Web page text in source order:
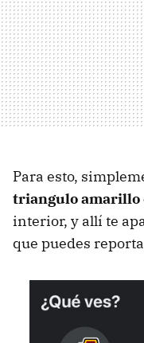
Para esto,
triangulo amarillo
interior, y allí te
que puedes